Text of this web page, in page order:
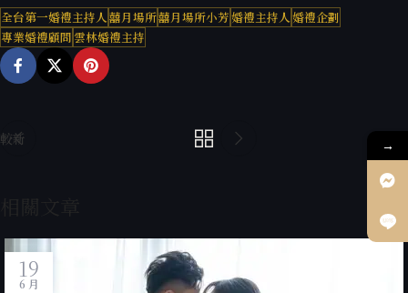
全台第一婚禮主持人囍月場所囍月場所小芳婚禮主持人婚禮企劃
專業婚禮顧問雲林婚禮主持
較新
19
6 月
→